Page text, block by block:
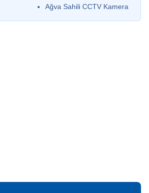
Ağva Sahili CCTV Kamera